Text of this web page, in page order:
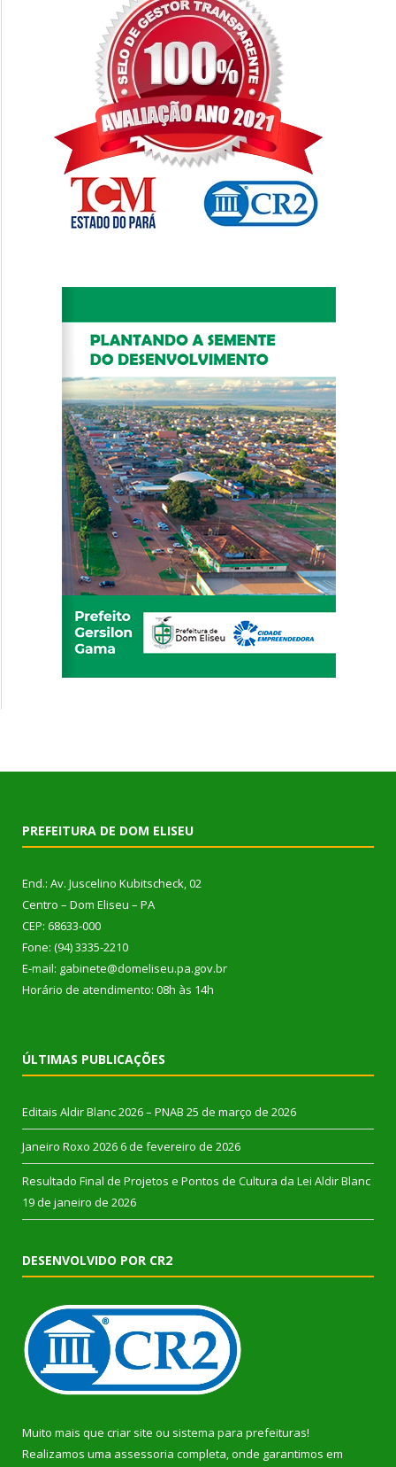
PREFEITURA DE DOM ELISEU
End.: Av. Juscelino Kubitscheck, 02
Centro – Dom Eliseu – PA
CEP: 68633-000
Fone: (94) 3335-2210
E-mail: gabinete@domeliseu.pa.gov.br
Horário de atendimento: 08h às 14h
ÚLTIMAS PUBLICAÇÕES
Editais Aldir Blanc 2026 – PNAB 25 de março de 2026
Janeiro Roxo 2026 6 de fevereiro de 2026
Resultado Final de Projetos e Pontos de Cultura da Lei Aldir Blanc
19 de janeiro de 2026
DESENVOLVIDO POR CR2
Muito mais que criar site ou sistema para prefeituras!
Realizamos uma assessoria completa, onde garantimos em